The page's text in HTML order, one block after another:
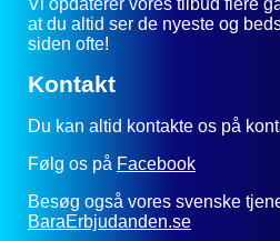
at du altid ser de nyeste og
siden ofte!
Kontakt
Du kan altid kontakte os på
Følg os på Facebook
Besøg også vores svenske
BaraErbjudanden.se